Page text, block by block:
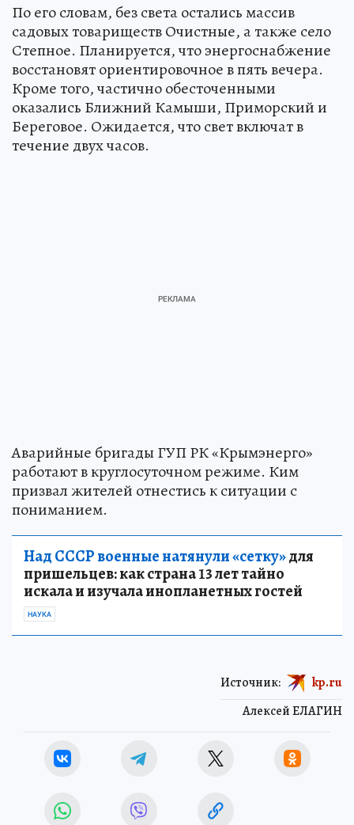
По его словам, без света остались массив
садовых товариществ Очистные, а также село
Степное. Планируется, что энергоснабжение
восстановят ориентировочное в пять вечера.
Кроме того, частично обесточенными
оказались Ближний Камыши, Приморский и
Береговое. Ожидается, что свет включат в
течение двух часов.
Аварийные бригады ГУП РК «Крымэнерго»
работают в круглосуточном режиме. Ким
призвал жителей отнестись к ситуации с
пониманием.
Над СССР военные натянули «сетку»для
пришельцев: как страна 13 лет тайно
искала и изучала инопланетных гостей
НАУКА
Алексей ЕЛАГИН
Источник: kp.ru